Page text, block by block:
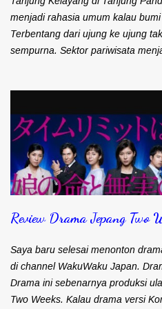
menjadi rahasia umum kalau
Terbentang dari ujung ke ujung
sempurna. Sektor pariwisata
2019 1,48 juta. Bulan Juni ke Juli
mancanegara bulan Januari -
pangsa pasar yang besar dan
karena itu, pada saat pertemuan
Oktober 2018 di Nusa Dua, Bali,
wisata ini bukan tempat baru.
tempat wisata yang 'baru'
meliputi: 1. Danau Toba di
Review Drama Jepang Two
Saya baru selesai menonton
di channel WakuWaku Japan.
Drama ini sebenarnya produksi
Two Weeks. Kalau drama versi